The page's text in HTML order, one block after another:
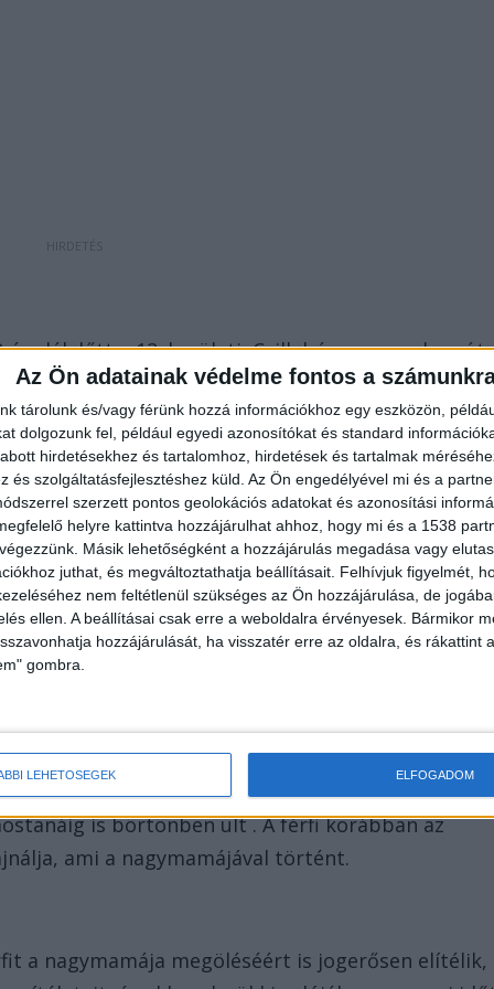
Az Ön adatainak védelme fontos a
tárolunk és/vagy férünk hozzá információkhoz egy eszközön,
dolgozunk fel, például egyedi azonosítókat és standard
hirdetésekhez és tartalomhoz, hirdetések és tartalmak
és szolgáltatásfejlesztéshez küld. Az Ön engedélyével mi és a
szerzett pontos geolokációs adatokat és azonosítási
helyre kattintva hozzájárulhat ahhoz, hogy mi és a 1538
Másik lehetőségként a hozzájárulás megadása vagy
juthat, és megváltoztathatja beállításait. Felhívjuk figyelmét,
nem feltétlenül szükséges az Ön hozzájárulása, de
ellen. A beállításai csak erre a weboldalra érvényesek. Bármikor
hozzájárulását, ha visszatér erre az oldalra, és rákattint
gombra.
LEHETŐSÉGEK ELFOGADOM
délelőtt a 12. kerületi, Csillebérc gyermekvasút
támadta meg az egyedül kiránduló nőt,
száját, majd a földre nyomta, ahol szorosan
kötelezettségét, nem hívott orvosi segítséget,
belenyugodott, ezért 12 év fegyházra
az ítélőtábla nem csökkentené. A TV2 Tények
is börtönben ült . A férfi korábban az
ami a nagymamájával történt.
a nagymamája megöléséért is jogerősen elítélik,